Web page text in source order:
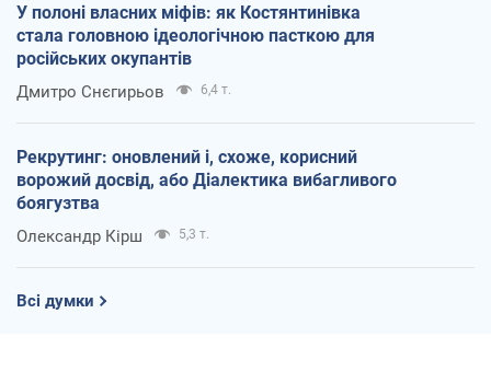
У полоні власних міфів: як Костянтинівка
стала головною ідеологічною пасткою для
російських окупантів
Дмитро Снєгирьов 6,4 т.
Рекрутинг: оновлений і, схоже, корисний
ворожий досвід, або Діалектика вибагливого
боягузтва
Олександр Кірш 5,3 т.
Всі думки